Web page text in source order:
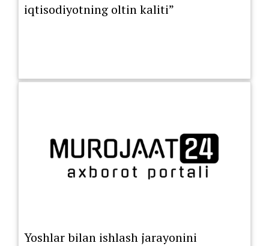
iqtisodiyotning oltin kaliti”
Yoshlar bilan ishlash jarayonini